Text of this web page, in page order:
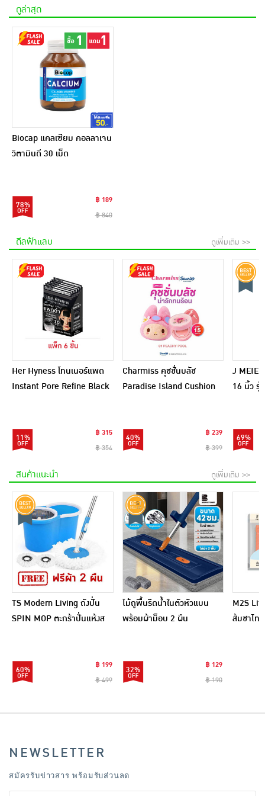
ดูล่าสุด
Biocap แคลเซียม คอลลาเจน
วิตามินดี 30 เม็ด
78%
฿ 189
฿ 840
ดีลฟ้าแลบ ดูเพิ่มเติม >>
Her Hyness โทนเนอร์แพด
Instant Pore Refine Black
11%
฿ 315
฿ 354
Charmiss คุชชั่นบลัช
Paradise Island Cushion
40%
฿ 239
฿ 399
J
16 นิ้ว รุ่
69%
สินค้าแนะนำ ดูเพิ่มเติม >>
TS Modern Living ถังปั่น
SPIN MOP ตะกร้าปั่นแห้งส
60%
฿ 199
฿ 499
ไม้ถูพื้นรีดน้ำในตัวหัวแบน
พร้อมผ้าม็อบ 2 ผืน
32%
฿ 129
฿ 190
M2S
ส้มชาไท
NEWSLETTER
สมัครรับข่าวสาร พร้อมรับส่วนลด